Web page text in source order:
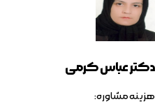
دکتر عباس کرمی
هزینه مشاوره: